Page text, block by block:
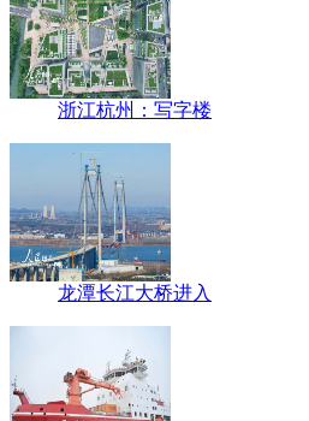
浙江杭州：写字楼
龙潭长江大桥进入